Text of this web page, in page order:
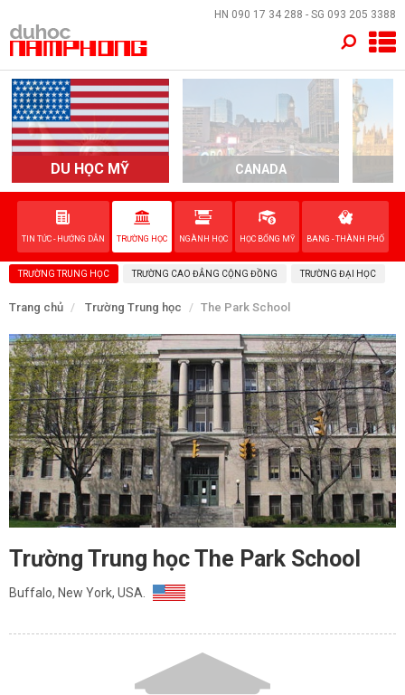
HN 090 17 34 288 - SG 093 205 3388
DU HỌC MỸ CANADA
TIN TỨC - HƯỚNG DẪN TRƯỜNG HỌC NGÀNH HỌC HỌC BỔNG MỸ BANG - THÀNH PHỐ
TRƯỜNG TRUNG HỌC TRƯỜNG CAO ĐẲNG CỘNG ĐỒNG TRƯỜNG ĐẠI HỌC
Trang chủ Trường Trung học The Park School
Trường Trung học The Park School
Buffalo, New York, USA.
×
TRANG CHỦ
QUỐC GIA
EVENTS
DỊCH VỤ
VỀ NAM PHONG